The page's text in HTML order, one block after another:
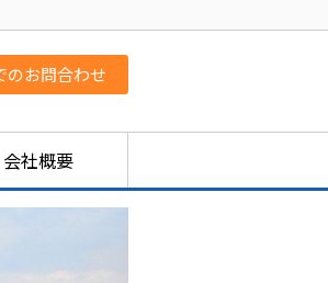
のお問合わせ
会社概要